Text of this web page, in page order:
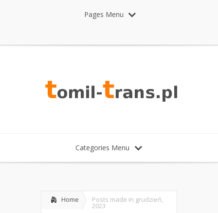
Pages Menu
Categories Menu
Home Posts made in grudzień,
2023